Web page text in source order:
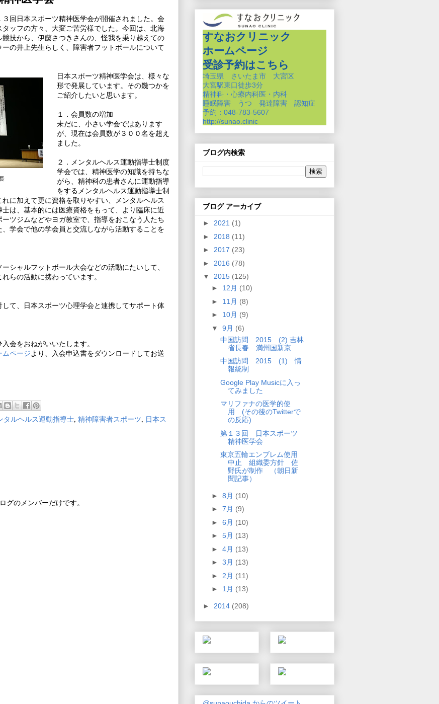
回日本スポーツ精神医学会が開催されました。会
ッフの方々、大変ご苦労様でした。今回は、北海
技から、伊藤さつきさんの、怪我を乗り越えての
の井上先生らしく、障害者フットボールについて
日本スポーツ精神医学会は、様々な
形で発展しています。その幾つかを
ご紹介したいと思います。
１．会員数の増加
未だに、小さい学会ではあります
が、現在は会員数が３００名を超え
ました。
２．メンタルヘルス運動指導士制度
学会では、精神医学の知識を持ちな
がら、精神科の患者さんに運動指導
をするメンタルヘルス運動指導士制
に加えて更に資格を取りやすい、メンタルヘルス
は、基本的には医療資格をもって、より臨床に近
ツジムなどやヨガ教室で、指導をおこなう人たち
学会で他の学会員と交流しながら活動することを
シャルフットボール大会などの活動にたいして、
らの活動に携わっています。
て、日本スポーツ心理学会と連携してサポート体
会をおねがいいたします。
ムページより、入会申込書をダウンロードしてお送
タルヘルス運動指導士, 精神障害者スポーツ, 日本ス
グのメンバーだけです。
すなおクリニック
ホームページ
受診予約はこちら
埼玉県 さいたま市 大宮区
大宮駅東口徒歩3分
精神科・心療内科医・内科
睡眠障害 うつ 発達障害 認知症
予約：048-783-5607
http://sunao.clinic
ブログ内検索
ブログ アーカイブ
► 2021 (1)
► 2018 (11)
► 2017 (23)
► 2016 (78)
▼ 2015 (125)
► 12月 (10)
► 11月 (8)
► 10月 (9)
▼ 9月 (6)
中国訪問 2015 (2) 吉林
省長春 満州国新京
中国訪問 2015 (1) 情
報統制
Google Play Musicに入っ
てみました
マリファナの医学的使
用 (その後のTwitterで
の反応)
第１３回 日本スポーツ
精神医学会
東京五輪エンブレム使用
中止 組織委方針 佐
野氏が制作 （朝日新
聞記事）
► 8月 (10)
► 7月 (9)
► 6月 (10)
► 5月 (13)
► 4月 (13)
► 3月 (13)
► 2月 (11)
► 1月 (13)
► 2014 (208)